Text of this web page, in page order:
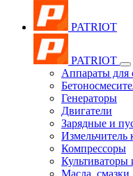
PATRIOT
PATRIOT
Аппараты
Генераторы
Двигатели
Зарядные и
Измельчитель
Компрессоры
Масла, смазки